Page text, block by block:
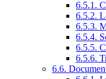
6.5.1.
6.5.2.
6.5.3.
6.5.4.
6.5.5.
6.5.6.
6.6.